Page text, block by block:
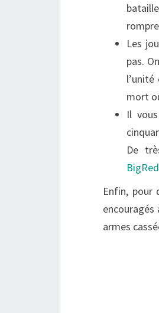
Les
pas.
mort
Il
De
Enfin, pour
armes